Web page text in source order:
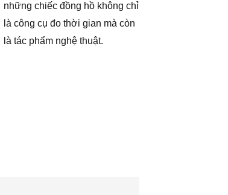
những chiếc đồng hồ không chỉ
là công cụ đo thời gian mà còn
là tác phẩm nghệ thuật.